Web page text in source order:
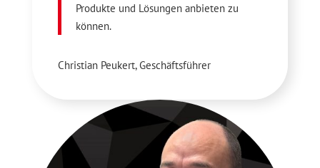
Produkte und Lösungen anbieten zu
können.
Christian Peukert, Geschäftsführer